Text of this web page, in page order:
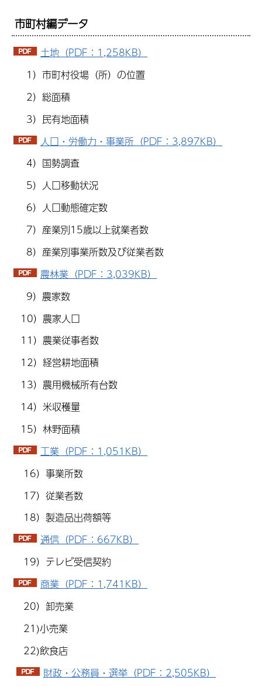
市町村編データ
土地（PDF：1,258KB）
1）市町村役場（所）の位置
2）総面積
3）民有地面積
人口・労働力・事業所（PDF：3,897KB）
4）国勢調査
5）人口移動状況
6）人口動態確定数
7）産業別15歳以上就業者数
8）産業別事業所数及び従業者数
農林業（PDF：3,039KB）
9）農家数
10）農家人口
11）農業従事者数
12）経営耕地面積
13）農用機械所有台数
14）米収穫量
15）林野面積
工業（PDF：1,051KB）
16）事業所数
17）従業者数
18）製造品出荷額等
通信（PDF：667KB）
19）テレビ受信契約
商業（PDF：1,741KB）
20）卸売業
21)小売業
22)飲食店
財政・公務員・選挙（PDF：2,505KB）